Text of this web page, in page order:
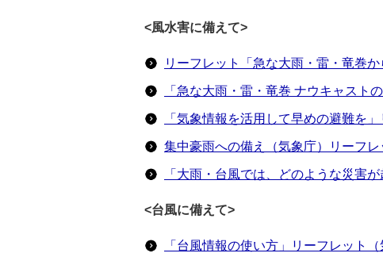
<風水害に備えて>
リーフレット「急な大雨・雷・竜巻か
「急な大雨・雷・竜巻 ナウキャスト
「気象情報を活用して早めの避難を
集中豪雨への備え（気象庁）リーフレ
「大雨・台風では、どのような災害
<台風に備えて>
「台風情報の使い方」リーフレット（